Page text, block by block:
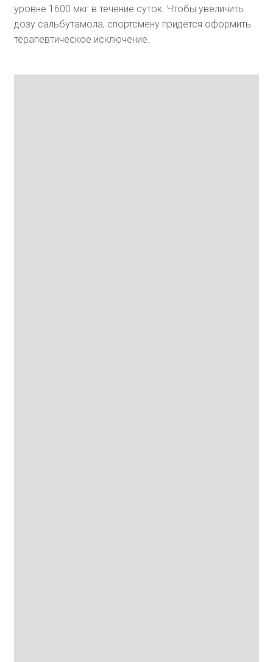
уровне 1600 мкг в течение суток. Чтобы увеличить
дозу сальбутамола, спортсмену придется оформить
терапевтическое исключение.